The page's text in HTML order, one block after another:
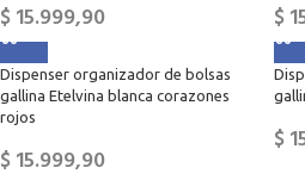
$15.999,90 $
Dispenser organizador de bolsas
gallina Etelvina blanca corazones
rojos
$15.999,90
$